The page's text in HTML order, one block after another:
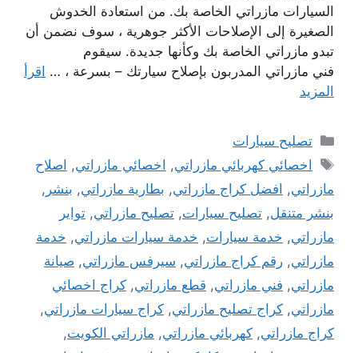
السيارات مازراتي الخاصة بك. من استعادة الخدوش
الصغيرة إلى الإصلاحات الأكثر جوهرية ، سوف نضمن أن
تبدو مازراتي الخاصة بك وكأنها جديدة. سيقوم
فني مازراتي المدربون بإصلاح سيارتك – بسرعة ، … اقرأ
المزيد
التصنيفات
تصليح سيارات
الوسوم
اخصائي كهربائي مازراتي, اخصائي مازراتي, اصلاح
مازراتي, افضل كراج مازراتي, بطارية مازراتي, بنشر ,
بنشر متنقل, تصليح سيارات, تصليح مازراتي, تواير
مازراتي, خدمة سيارات, خدمة سيارات مازراتي, خدمة
مازراتي, رقم كراج مازراتي, سيرفس مازراتي, صيانة
مازراتي, فني مازراتي, قطع مازراتي, كراج اخصائي
مازراتي, كراج تصليح مازراتي, كراج سيارات مازراتي,
كراج مازراتي, كهربائي مازراتي, مازراتي الكويت,